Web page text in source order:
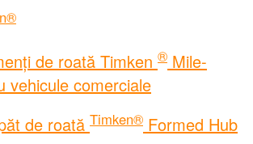
de roată Timken ® Mile-
vehicule comerciale
de roată Timken® Formed Hub